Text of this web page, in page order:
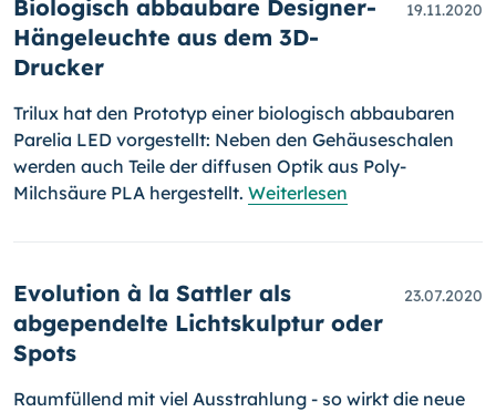
Biologisch abbaubare Designer-
Hängeleuchte aus dem 3D-
Drucker
19.11.2020
Trilux hat den Prototyp einer biologisch abbaubaren
Parelia LED vor­ge­stellt: Neben den Gehäuseschalen
werden auch Teile der diffusen Optik aus Poly-
Milchsäure PLA hergestellt. Weiterlesen
Evolution à la Sattler als
abgependelte Lichtskulptur oder
Spots
23.07.2020
Raumfüllend mit viel Ausstrahlung - so wirkt die neue